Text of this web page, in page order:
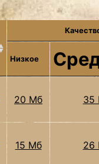
Низкое
20 Мб 35
15 Мб 26